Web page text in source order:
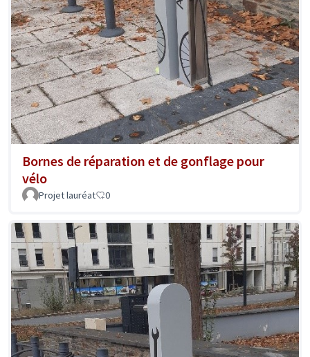
Bornes de réparation et de gonflage pour
vélo
Projet lauréat 0